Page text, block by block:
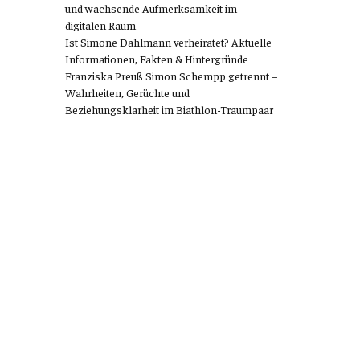
und wachsende Aufmerksamkeit im
digitalen Raum
Ist Simone Dahlmann verheiratet? Aktuelle
Informationen, Fakten & Hintergründe
Franziska Preuß Simon Schempp getrennt –
Wahrheiten, Gerüchte und
Beziehungsklarheit im Biathlon-Traumpaar